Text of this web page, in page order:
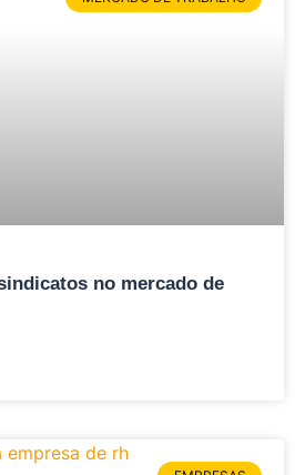
no mercado de